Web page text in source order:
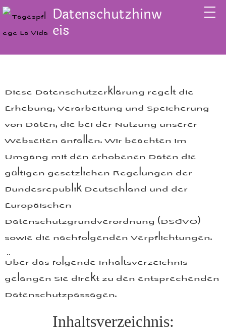
Datenschutzhinw
eis
Diese Datenschutzerklärung regelt die
Erhebung, Verarbeitung und Speicherung
von Daten, die bei der Nutzung unserer
Webseiten anfallen. Wir beachten im
Umgang mit den erhobenen Daten die
gültigen gesetzlichen Regelungen der
Bundesrepublik Deutschland und der
Europäischen
Datenschutzgrundverordnung (DSGVO)
sowie die nachfolgenden Verpflichtungen.
Über das folgende Inhaltsverzeichnis
gelangen Sie direkt zu den entsprechenden
Datenschutzpassagen.
Inhaltsverzeichnis: